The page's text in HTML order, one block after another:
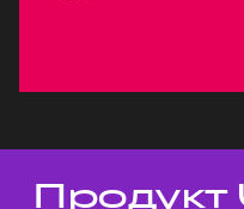
Темы докладов
Продукт